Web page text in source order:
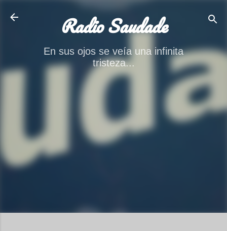
Radio Saudade
En sus ojos se veía una infinita
tristeza...